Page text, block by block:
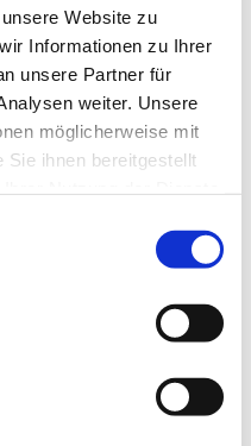
Website zu
Informationen zu Ihrer
unsere Partner für
weiter. Unsere
möglicherweise mit
Sie ihnen bereitgestellt